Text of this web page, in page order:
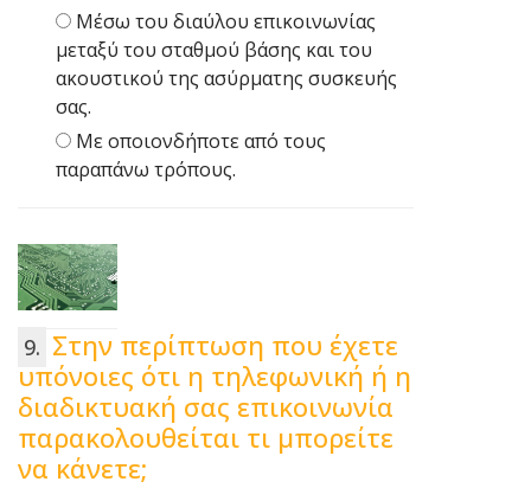
Μέσω του διαύλου επικοινωνίας
μεταξύ του σταθμού βάσης και του
ακουστικού της ασύρματης συσκευής
σας.
Με οποιονδήποτε από τους
παραπάνω τρόπους.
Στην περίπτωση που έχετε
υπόνοιες ότι η τηλεφωνική ή η
διαδικτυακή σας επικοινωνία
παρακολουθείται τι μπορείτε
να κάνετε;